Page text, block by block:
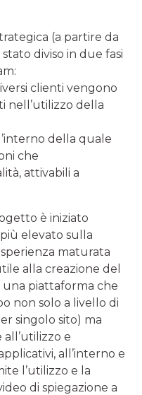
(a partire da
diviso in due fasi
clienti vengono
nell’utilizzo della
della quale
che
attivabili a
è iniziato
elevato sulla
maturata
alla creazione del
una piattaforma che
non solo a livello di
singolo sito) ma
e
all’interno e
l’utilizzo e la
di spiegazione a